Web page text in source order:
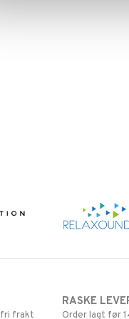
fri frakt
RASKE
Order lagt før